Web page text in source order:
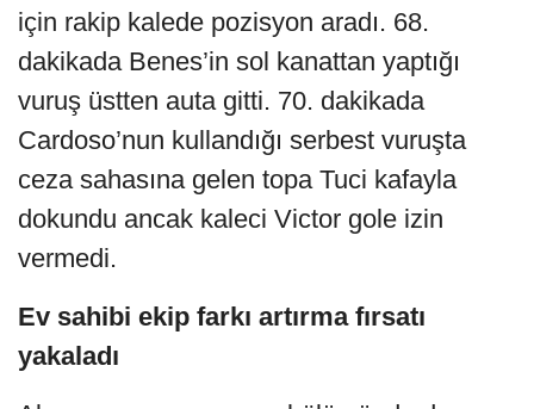
için rakip kalede pozisyon aradı. 68.
dakikada Benes’in sol kanattan yaptığı
vuruş üstten auta gitti. 70. dakikada
Cardoso’nun kullandığı serbest vuruşta
ceza sahasına gelen topa Tuci kafayla
dokundu ancak kaleci Victor gole izin
vermedi.
Ev sahibi ekip farkı artırma fırsatı
yakaladı